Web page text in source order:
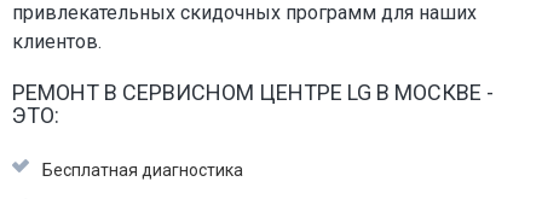
привлекательных скидочных программ для наших
клиентов.
РЕМОНТ В СЕРВИСНОМ ЦЕНТРЕ LG В МОСКВЕ -
ЭТО:
Бесплатная диагностика